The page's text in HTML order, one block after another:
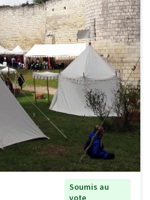
Soumis au
vote